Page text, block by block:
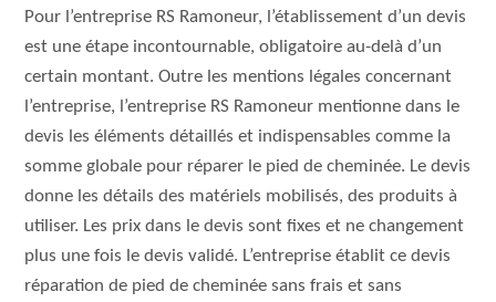
Pour l’entreprise RS Ramoneur, l’établissement d’un devis
est une étape incontournable, obligatoire au-delà d’un
certain montant. Outre les mentions légales concernant
l’entreprise, l’entreprise RS Ramoneur mentionne dans le
devis les éléments détaillés et indispensables comme la
somme globale pour réparer le pied de cheminée. Le devis
donne les détails des matériels mobilisés, des produits à
utiliser. Les prix dans le devis sont fixes et ne changement
plus une fois le devis validé. L’entreprise établit ce devis
réparation de pied de cheminée sans frais et sans